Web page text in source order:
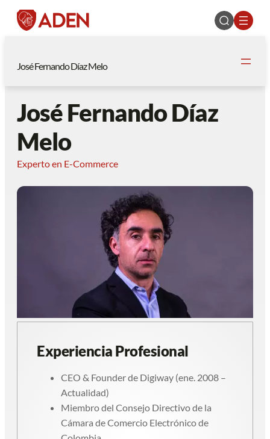
José Fernando Díaz Melo
José Fernando Díaz
Melo
Experto en E-Commerce
Experiencia Profesional
CEO & Founder de Digiway (ene. 2008 –
Actualidad)
Miembro del Consejo Directivo de la
Cámara de Comercio Electrónico de